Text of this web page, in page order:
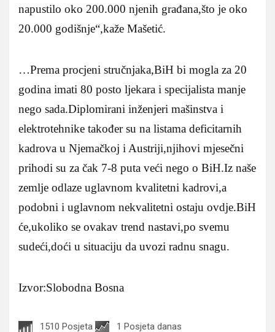
napustilo oko 200.000 njenih građana,što je oko
20.000 godišnje“,kaže Mašetić.
…Prema procjeni stručnjaka,BiH bi mogla za 20
godina imati 80 posto ljekara i specijalista manje
nego sada.Diplomirani inženjeri mašinstva i
elektrotehnike također su na listama deficitarnih
kadrova u Njemačkoj i Austriji,njihovi mjesečni
prihodi su za čak 7-8 puta veći nego o BiH.Iz naše
zemlje odlaze uglavnom kvalitetni kadrovi,a
podobni i uglavnom nekvalitetni ostaju ovdje.BiH
će,ukoliko se ovakav trend nastavi,po svemu
sudeći,doći u situaciju da uvozi radnu snagu.
Izvor:Slobodna Bosna
1510 Posjeta 1 Posjeta danas